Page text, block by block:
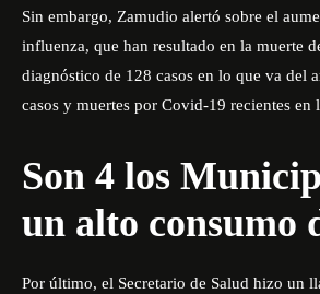
Sin embargo, Zamudio alertó sobre el
influenza, que han resultado en la muerte
diagnóstico de 128 casos en lo que va del
casos y muertes por Covid-19 recientes en
Son 4 los
un alto consumo
Por último, el Secretario de Salud hizo un